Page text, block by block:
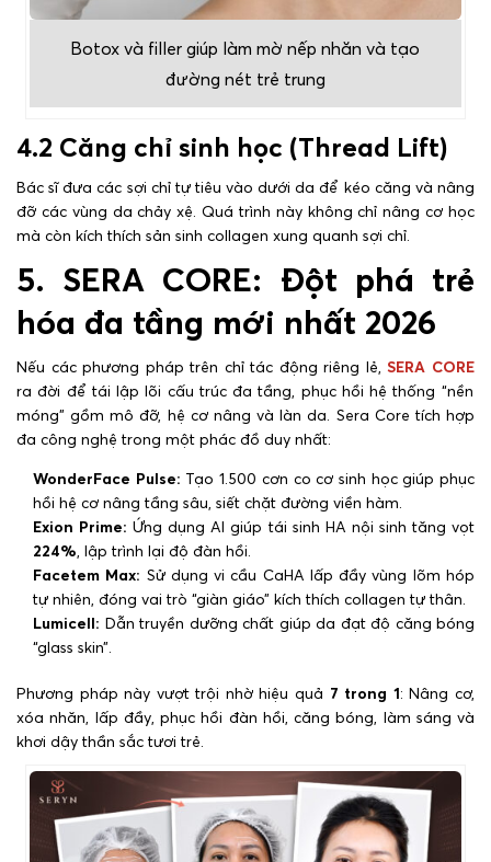
Botox và filler giúp làm mờ nếp nhăn và tạo
đường nét trẻ trung
4.2 Căng chỉ sinh học (Thread Lift)
Bác sĩ đưa các sợi chỉ tự tiêu vào dưới da để kéo căng và nâng
đỡ các vùng da chảy xệ. Quá trình này không chỉ nâng cơ học
mà còn kích thích sản sinh collagen xung quanh sợi chỉ.
5. SERA CORE: Đột phá trẻ
hóa đa tầng mới nhất 2026
Nếu các phương pháp trên chỉ tác động riêng lẻ,SERA CORE
ra đời để tái lập lõi cấu trúc đa tầng, phục hồi hệ thống “nền
móng” gồm mô đỡ, hệ cơ nâng và làn da. Sera Core tích hợp
đa công nghệ trong một phác đồ duy nhất:
WonderFace Pulse: Tạo 1.500 cơn co cơ sinh học giúp phục
hồi hệ cơ nâng tầng sâu, siết chặt đường viền hàm.
Exion Prime: Ứng dụng AI giúp tái sinh HA nội sinh tăng vọt
224%, lập trình lại độ đàn hồi.
Facetem Max: Sử dụng vi cầu CaHA lấp đầy vùng lõm hóp
tự nhiên, đóng vai trò “giàn giáo” kích thích collagen tự thân.
Lumicell: Dẫn truyền dưỡng chất giúp da đạt độ căng bóng
“glass skin”.
Phương pháp này vượt trội nhờ hiệu quả 7 trong 1: Nâng cơ,
xóa nhăn, lấp đầy, phục hồi đàn hồi, căng bóng, làm sáng và
khơi dậy thần sắc tươi trẻ.